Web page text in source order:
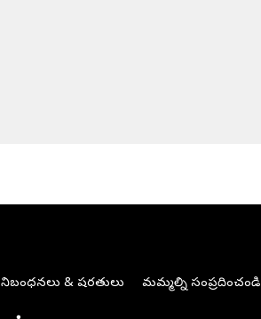
నిబంధనలు & షరతులు మమ్మల్ని సంప్రదించండి